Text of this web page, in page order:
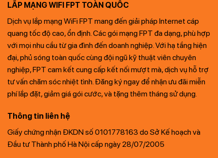
LẮP MẠNG WIFI FPT TOÀN QUỐC
Dịch vụ lắp mạng WiFi FPT mang đến giải pháp Internet cáp
quang tốc độ cao, ổn định. Các gói mạng FPT đa dạng, phù hợp
với mọi nhu cầu từ gia đình đến doanh nghiệp. Với hạ tầng hiện
đại, phủ sóng toàn quốc cùng đội ngũ kỹ thuật viên chuyên
nghiệp, FPT cam kết cung cấp kết nối mượt mà, dịch vụ hỗ trợ
tư vấn chăm sóc nhiệt tình. Đăng ký ngay để nhận ưu đãi miễn
phí lắp đặt, giảm giá gói cước, và tặng thêm tháng sử dụng.
Thông tin liên hệ
Giấy chứng nhận ĐKDN số 0101778163 do Sở Kế hoạch và
Đầu tư Thành phố Hà Nội cấp ngày 28/07/2005